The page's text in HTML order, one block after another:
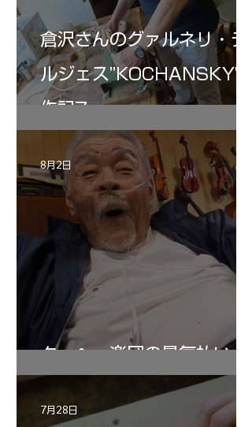
倉沢さんのグァルネリ・デ
ルジェス”KOCHANSKY"制
作記7
ターヘー楽団の暑気払い
8月2日
7月28日